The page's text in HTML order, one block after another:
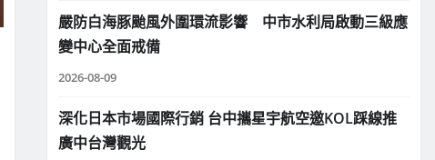
嚴防白海豚颱風外圍環流影響 中市水利局啟動三級應
變中心全面戒備
2026-08-09
深化日本市場國際行銷 台中攜星宇航空邀KOL踩線推
廣中台灣觀光